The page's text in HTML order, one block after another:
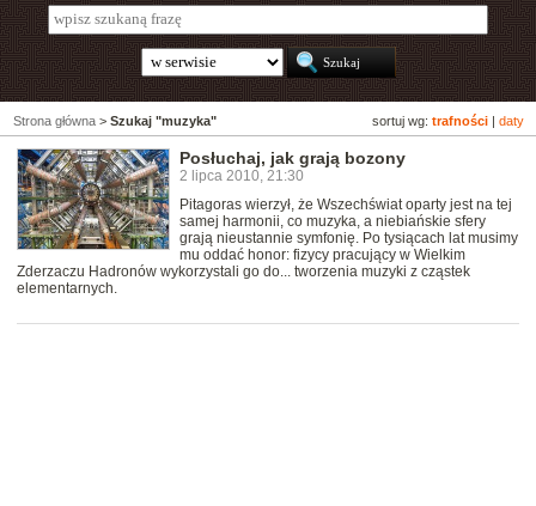
sortuj wg: trafności daty
Strona główna > Szukaj "muzyka"
Posłuchaj, jak grają bozony
2 lipca 2010, 21:30
Pitagoras wierzył, że Wszechświat oparty jest na tej
samej harmonii, co muzyka, a niebiańskie sfery
grają nieustannie symfonię. Po tysiącach lat musimy
mu oddać honor: fizycy pracujący w Wielkim
Zderzaczu Hadronów wykorzystali go do... tworzenia muzyki z cząstek
elementarnych.